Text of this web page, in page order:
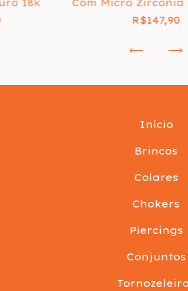
18k
Com Micro Zircônia
em Ouro 18k
R$147,90
Início
Brincos
Colares
Chokers
Piercings
Conjuntos